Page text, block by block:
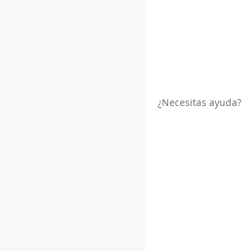
¿Necesitas ayuda?